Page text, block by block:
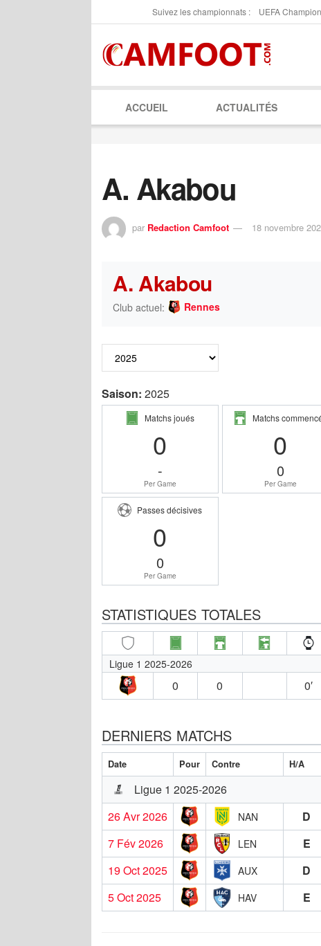
Suivez les championnats : UEFA
ACCUEIL ACTUALITÉS
A. Akabou
par Redaction Camfoot 18 novembre
A. Akabou
Club actuel: Rennes
Saison: 2025
Matchs joués
0
-
Per Game
Matchs
0
0
Per Game
Passes décisives
0
0
Per Game
STATISTIQUES TOTALES
Ligue 1 2025-2026
0 0 0′
DERNIERS MATCHS
Date Pour Contre H/A
Ligue 1 2025-2026
26 Avr 2026
NAN D
7 Fév 2026
LEN E
19 Oct 2025
AUX D
5 Oct 2025
HAV E